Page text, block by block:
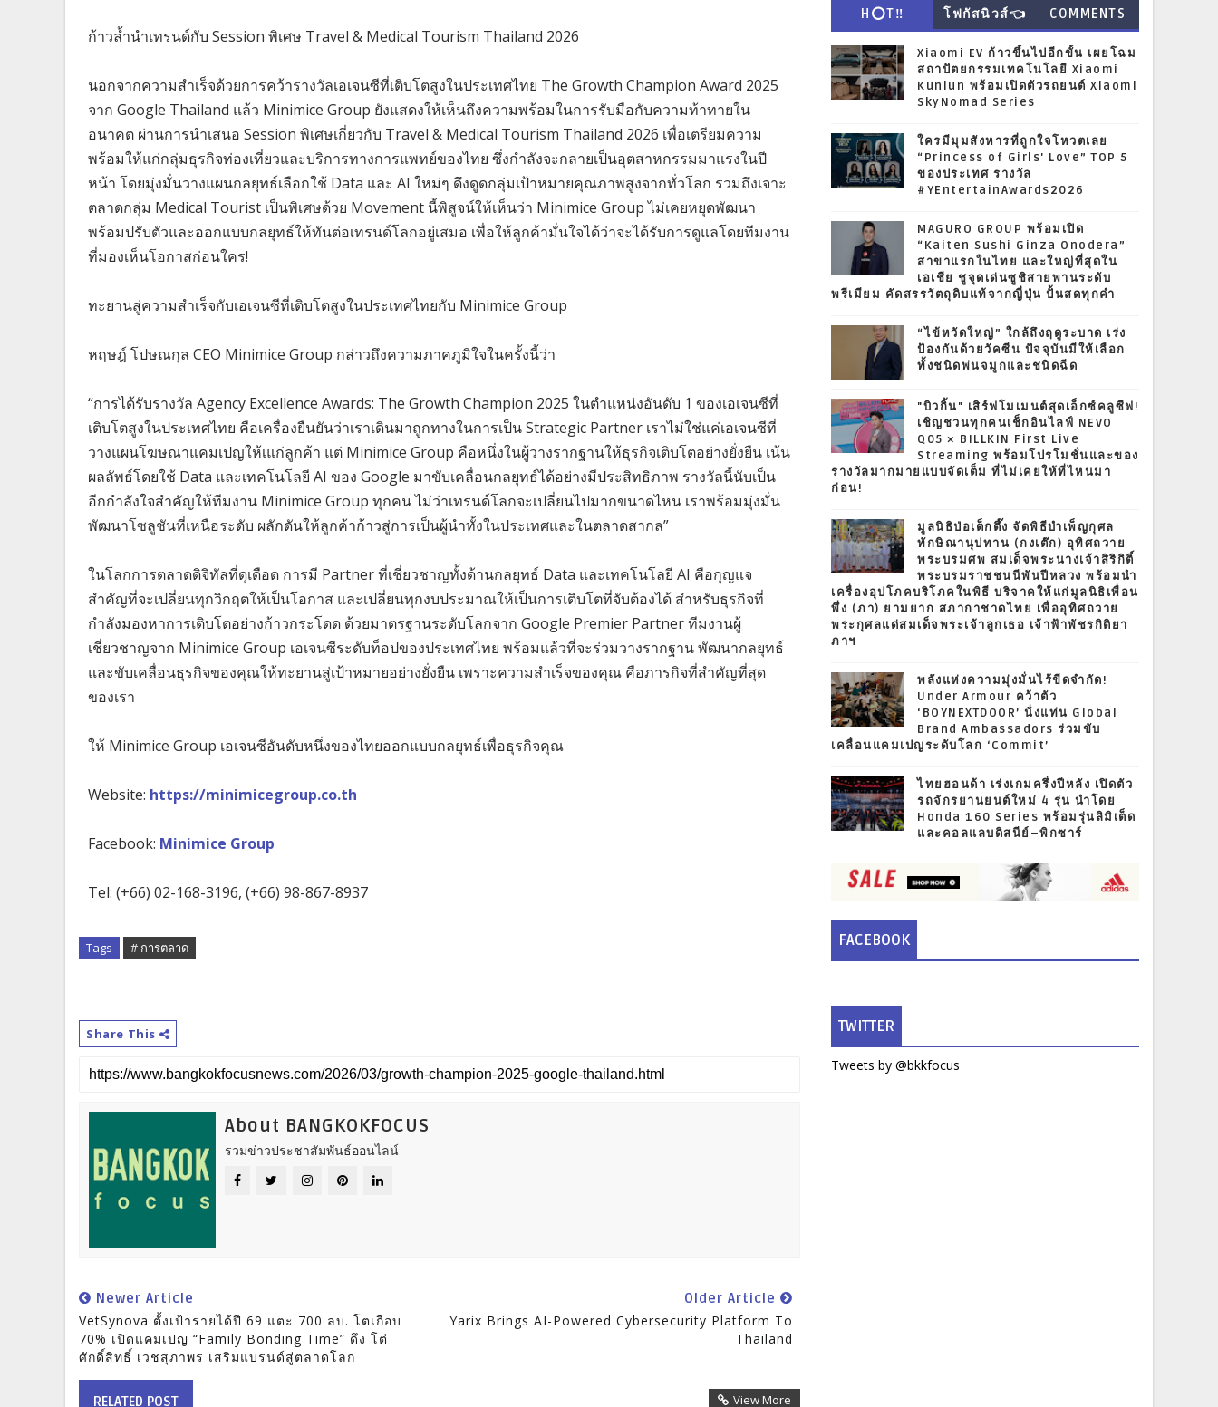
ก้าวล้ำนำเทรนด์กับ Session พิเศษ Travel & Medical Tourism Thailand 2026
นอกจากความสำเร็จด้วยการคว้ารางวัลเอเจนซีที่เติบโตสูงในประเทศไทย The Growth Champion Award 2025
จาก Google Thailand แล้ว Minimice Group ยังแสดงให้เห็นถึงความพร้อมในการรับมือกับความท้าทายใน
อนาคต ผ่านการนำเสนอ Session พิเศษเกี่ยวกับ Travel & Medical Tourism Thailand 2026 เพื่อเตรียมความ
พร้อมให้แก่กลุ่มธุรกิจท่องเที่ยวและบริการทางการแพทย์ของไทย ซึ่งกำลังจะกลายเป็นอุตสาหกรรมมาแรงในปี
หน้า โดยมุ่งมั่นวางแผนกลยุทธ์เลือกใช้ Data และ AI ใหม่ๆ ดึงดูดกลุ่มเป้าหมายคุณภาพสูงจากทั่วโลก รวมถึงเจาะ
ตลาดกลุ่ม Medical Tourist เป็นพิเศษด้วย Movement นี้พิสูจน์ให้เห็นว่า Minimice Group ไม่เคยหยุดพัฒนา
พร้อมปรับตัวและออกแบบกลยุทธ์ให้ทันต่อเทรนด์โลกอยู่เสมอ เพื่อให้ลูกค้ามั่นใจได้ว่าจะได้รับการดูแลโดยทีมงาน
ที่มองเห็นโอกาสก่อนใคร!
ทะยานสู่ความสำเร็จกับเอเจนซีที่เติบโตสูงในประเทศไทยกับ Minimice Group
หฤษฎ์ โปษณกุล CEO Minimice Group กล่าวถึงความภาคภูมิใจในครั้งนี้ว่า
“การได้รับรางวัล Agency Excellence Awards: The Growth Champion 2025 ในตำแหน่งอันดับ 1 ของเอเจนซีที่
เติบโตสูงในประเทศไทย คือเครื่องยืนยันว่าเราเดินมาถูกทางในการเป็น Strategic Partner เราไม่ใช่แค่เอเจนซีที่
วางแผนโฆษณาแคมเปญให้เแก่ลูกค้า แต่ Minimice Group คือหนึ่งในผู้วางรากฐานให้ธุรกิจเติบโตอย่างยั่งยืน เน้น
ผลลัพธ์โดยใช้ Data และเทคโนโลยี AI ของ Google มาขับเคลื่อนกลยุทธ์ได้อย่างมีประสิทธิภาพ รางวัลนี้นับเป็น
อีกกำลังใจสำคัญให้ทีมงาน Minimice Group ทุกคน ไม่ว่าเทรนด์โลกจะเปลี่ยนไปมากขนาดไหน เราพร้อมมุ่งมั่น
พัฒนาโซลูชันที่เหนือระดับ ผลักดันให้ลูกค้าก้าวสู่การเป็นผู้นำทั้งในประเทศและในตลาดสากล”
ในโลกการตลาดดิจิทัลที่ดุเดือด การมี Partner ที่เชี่ยวชาญทั้งด้านกลยุทธ์ Data และเทคโนโลยี AI คือกุญแจ
สำคัญที่จะเปลี่ยนทุกวิกฤตให้เป็นโอกาส และเปลี่ยนทุกงบประมาณให้เป็นการเติบโตที่จับต้องได้ สำหรับธุรกิจที่
กำลังมองหาการเติบโตอย่างก้าวกระโดด ด้วยมาตรฐานระดับโลกจาก Google Premier Partner ทีมงานผู้
เชี่ยวชาญจาก Minimice Group เอเจนซีระดับท็อปของประเทศไทย พร้อมแล้วที่จะร่วมวางรากฐาน พัฒนากลยุทธ์
และขับเคลื่อนธุรกิจของคุณให้ทะยานสู่เป้าหมายอย่างยั่งยืน เพราะความสำเร็จของคุณ คือภารกิจที่สำคัญที่สุด
ของเรา
ให้ Minimice Group เอเจนซีอันดับหนึ่งของไทยออกแบบกลยุทธ์เพื่อธุรกิจคุณ
Website: https://minimicegroup.co.th
Facebook: Minimice Group
Tel: (+66) 02-168-3196, (+66) 98-867-8937
Tags # การตลาด
Share This
About BANGKOKFOCUS
รวมข่าวประชาสัมพันธ์ออนไลน์
Newer Article
VetSynova ตั้งเป้ารายได้ปี 69 แตะ 700 ลบ. โตเกือบ
70% เปิดแคมเปญ “Family Bonding Time” ดึง โต๋
ศักดิ์สิทธิ์ เวชสุภาพร เสริมแบรนด์สู่ตลาดโลก
Older Article
Yarix Brings AI-Powered Cybersecurity Platform To
Thailand
RELATED POST View More
H⭕T‼ โฟกัสนิวส์👈 COMMENTS
Xiaomi EV ก้าวขึ้นไปอีกขั้น เผยโฉม
สถาปัตยกรรมเทคโนโลยี Xiaomi
Kunlun พร้อมเปิดตัวรถยนต์ Xiaomi
SkyNomad Series
ใครมีมุมสังหารที่ถูกใจโหวตเลย
“Princess of Girls' Love” TOP 5
ของประเทศ รางวัล
#YEntertainAwards2026
MAGURO GROUP พร้อมเปิด
“Kaiten Sushi Ginza Onodera”
สาขาแรกในไทย และใหญ่ที่สุดใน
เอเชีย ชูจุดเด่นซูชิสายพานระดับ
พรีเมียม คัดสรรวัตถุดิบแท้จากญี่ปุ่น ปั้นสดทุกคำ
“ไข้หวัดใหญ่” ใกล้ถึงฤดูระบาด เร่ง
ป้องกันด้วยวัคซีน ปัจจุบันมีให้เลือก
ทั้งชนิดพ่นจมูกและชนิดฉีด
"บิวกิ้น" เสิร์ฟโมเมนต์สุดเอ็กซ์คลูซีฟ!
เชิญชวนทุกคนเช็กอินไลฟ์ NEVO
Q05 × BILLKIN First Live
Streaming พร้อมโปรโมชั่นและของ
รางวัลมากมายแบบจัดเต็ม ที่ไม่เคยให้ที่ไหนมา
ก่อน!
มูลนิธิป่อเต็กตึ๊ง จัดพิธีบำเพ็ญกุศล
ทักษิณานุปทาน (กงเต๊ก) อุทิศถวาย
พระบรมศพ สมเด็จพระนางเจ้าสิริกิติ์
พระบรมราชชนนีพันปีหลวง พร้อมนำ
เครื่องอุปโภคบริโภคในพิธี บริจาคให้แก่มูลนิธิเพื่อน
พึ่ง (ภา) ยามยาก สภากาชาดไทย เพื่ออุทิศถวาย
พระกุศลแด่สมเด็จพระเจ้าลูกเธอ เจ้าฟ้าพัชรกิติยา
ภาฯ
พลังแห่งความมุ่งมั่นไร้ขีดจำกัด!
Under Armour คว้าตัว
‘BOYNEXTDOOR’ นั่งแท่น Global
Brand Ambassadors ร่วมขับ
เคลื่อนแคมเปญระดับโลก ‘Commit’
ไทยฮอนด้า เร่งเกมครึ่งปีหลัง เปิดตัว
รถจักรยานยนต์ใหม่ 4 รุ่น นำโดย
Honda 160 Series พร้อมรุ่นลิมิเต็ด
และคอลแลบดิสนีย์–พิกซาร์
FACEBOOK
TWITTER
Tweets by @bkkfocus